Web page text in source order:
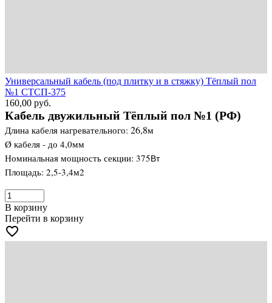
Универсальный кабель (под плитку и в стяжку) Тёплый пол
№1 СТСП-375
160,00 руб.
Кабель двужильный Тёплый пол №1 (РФ)
Длина кабеля нагревательного: 26,8м
Ø кабеля - до 4,0мм
Номинальная мощность секции: 375Вт
Площадь: 2,5-3,4м2
В корзину
Перейти в корзину
favorite_border